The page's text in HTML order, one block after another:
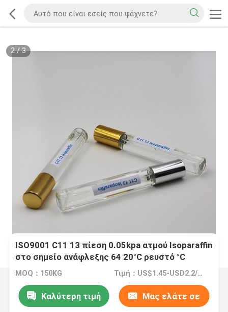
2/3
ISO9001 C11 13 πίεση 0.05kpa ατμού Isoparaffin
στο σημείο ανάφλεξης 64 20°C ρευστό °C
Isoparaffin
MOQ：150KG Τιμή：US$1.45-USD2.2/kg
Καλύτερη τιμή Μας ελάτε σε